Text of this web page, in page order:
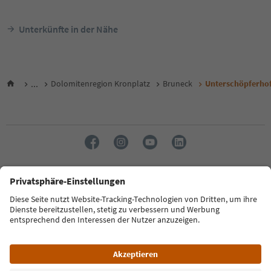
Unterkünfte in der Nähe
... Dolomitenregion Kronplatz Bruneck
Sprache: Deutsch
FAQ Kontakt Presse MICE Datenschutzerklärung
Zugänglichkeitserklärung